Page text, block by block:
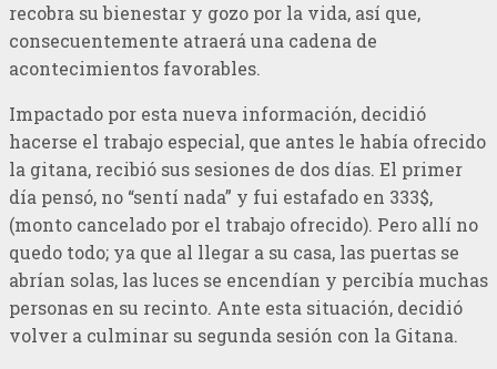
recobra su bienestar y gozo por la vida, así que,
consecuentemente atraerá una cadena de
acontecimientos favorables.
Impactado por esta nueva información, decidió
hacerse el trabajo especial, que antes le había ofrecido
la gitana, recibió sus sesiones de dos días. El primer
día pensó, no “sentí nada” y fui estafado en 333$,
(monto cancelado por el trabajo ofrecido). Pero allí no
quedo todo; ya que al llegar a su casa, las puertas se
abrían solas, las luces se encendían y percibía muchas
personas en su recinto. Ante esta situación, decidió
volver a culminar su segunda sesión con la Gitana.